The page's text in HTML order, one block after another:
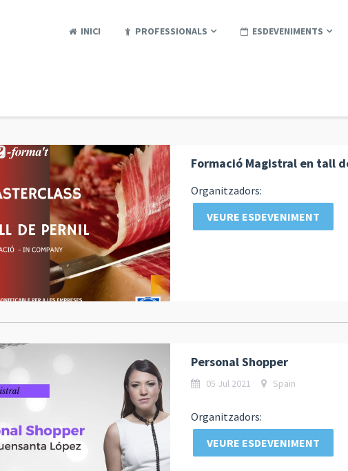
INICI PROFESSIONALS ESDEVENIMENTS
Formació Magistral en tall
Organitzadors:
VEURE ESDEVENIMENT
Personal Shopper
05 Jul 2021 Spain
Organitzadors:
VEURE ESDEVENIMENT